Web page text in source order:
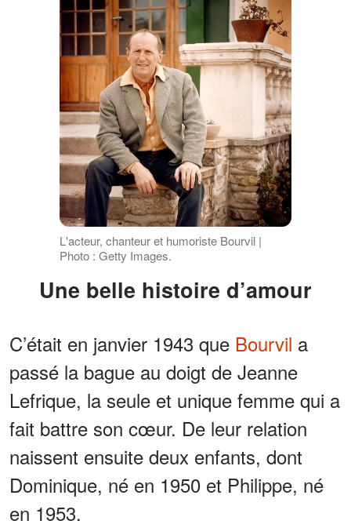
L'acteur, chanteur et humoriste Bourvil |
Photo : Getty Images.
Une belle histoire d’amour
C’était en janvier 1943 que Bourvil a
passé la bague au doigt de Jeanne
Lefrique, la seule et unique femme qui a
fait battre son cœur. De leur relation
naissent ensuite deux enfants, dont
Dominique, né en 1950 et Philippe, né
en 1953.